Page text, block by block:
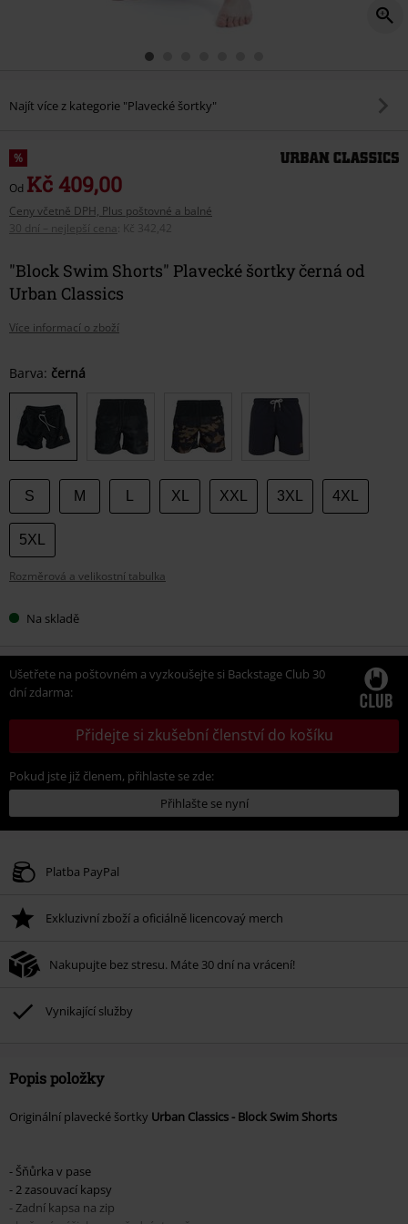
Najít více z kategorie "Plavecké šortky"
%
Od Kč 409,00
Ceny včetně DPH, Plus poštovné a balné
30 dní – nejlepší cena
Kč 342,42
"Block Swim Shorts" Plavecké šortky černá od
Urban Classics
Více informací o zboží
Vyberte
si
velikost
Barva: černá
S M XL XXL 3XL 4XL
5XL
Rozměrová a velikostní tabulka
Na skladě
Ušetřete na poštovném a vyzkoušejte si Backstage Club 30
dní zdarma:
Přidejte si zkušební členství do košíku
Pokud jste již členem, přihlaste se zde:
Přihlašte se nyní
Platba PayPal
Exkluzivní zboží a oficiálně licencovaý merch
Nakupujte bez stresu. Máte 30 dní na vrácení!
Vynikající služby
Popis položky
Originální plavecké šortky Urban Classics - Block Swim Shorts
- Šňůrka v pase
- 2 zasouvací kapsy
- Zadní kapsa na zip